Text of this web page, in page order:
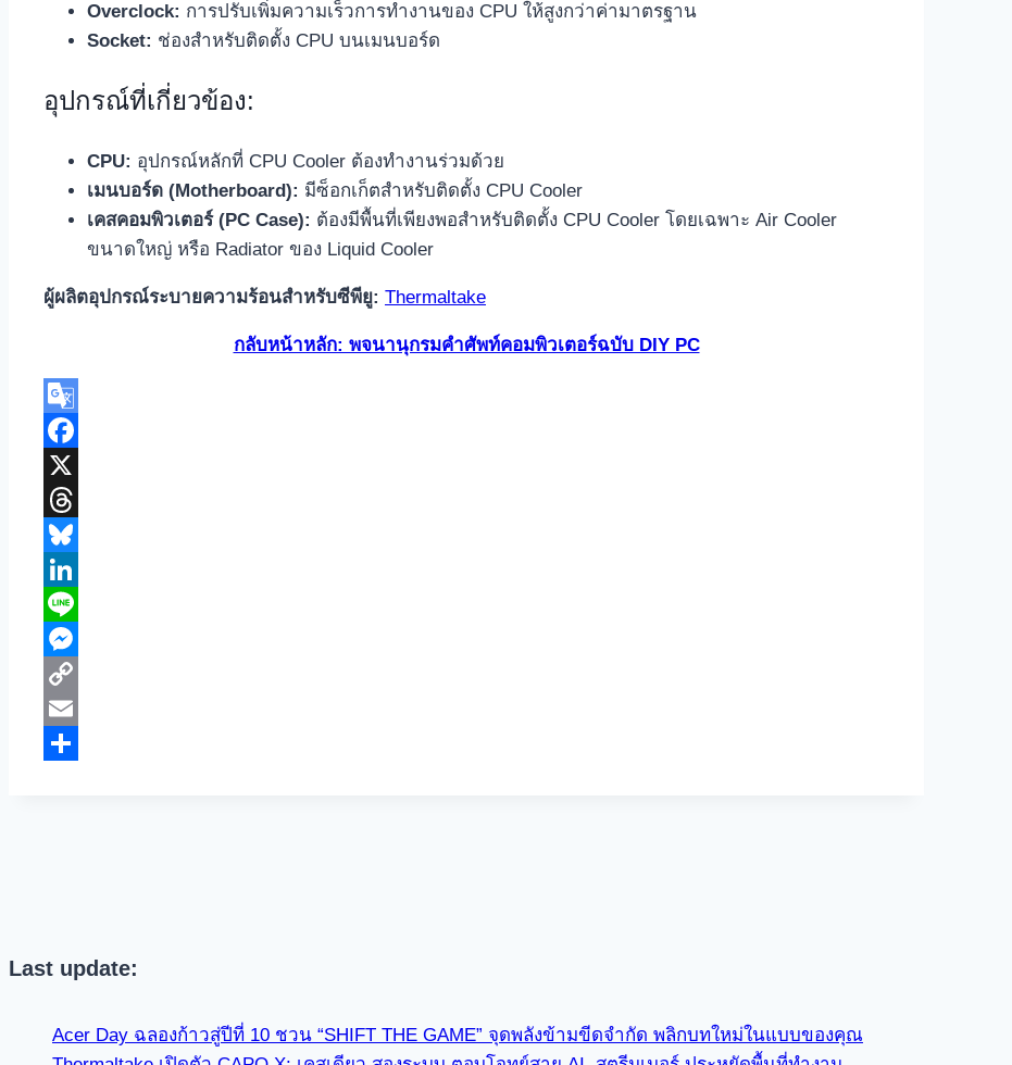
Overclock: การปรับเพิ่มความเร็วการทำงานของ CPU ให้สูงกว่าค่ามาตรฐาน
Socket: ช่องสำหรับติดตั้ง CPU บนเมนบอร์ด
อุปกรณ์ที่เกี่ยวข้อง:
CPU: อุปกรณ์หลักที่ CPU Cooler ต้องทำงานร่วมด้วย
เมนบอร์ด (Motherboard): มีซ็อกเก็ตสำหรับติดตั้ง CPU Cooler
เคสคอมพิวเตอร์ (PC Case): ต้องมีพื้นที่เพียงพอสำหรับติดตั้ง CPU Cooler โดยเฉพาะ Air Cooler
ขนาดใหญ่ หรือ Radiator ของ Liquid Cooler
ผู้ผลิตอุปกรณ์ระบายความร้อนสำหรับซีพียู: Thermaltake
กลับหน้าหลัก: พจนานุกรมคำศัพท์คอมพิวเตอร์ฉบับ DIY PC
Google
Translate
Facebook
X
Threads
Bluesky
LinkedIn
Line
Messenger
Copy
Link
Email
Last update:
Acer Day ฉลองก้าวสู่ปีที่ 10 ชวน “SHIFT THE GAME” จุดพลังข้ามขีดจำกัด พลิกบทใหม่ในแบบของคุณ